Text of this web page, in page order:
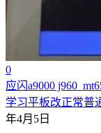
0
应闪a9000
学习平板改正常普
年4月5日